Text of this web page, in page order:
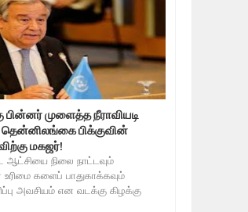
பின்னர் முளைத்த நீராவியடி
தென்னிலங்கை பிக்குவின்
மகஜர்!
நிலை நாட்டவும்
உரிமை களைப் பாதுகாக்கவும்
அவசியம் என வடக்கு கிழக்கு